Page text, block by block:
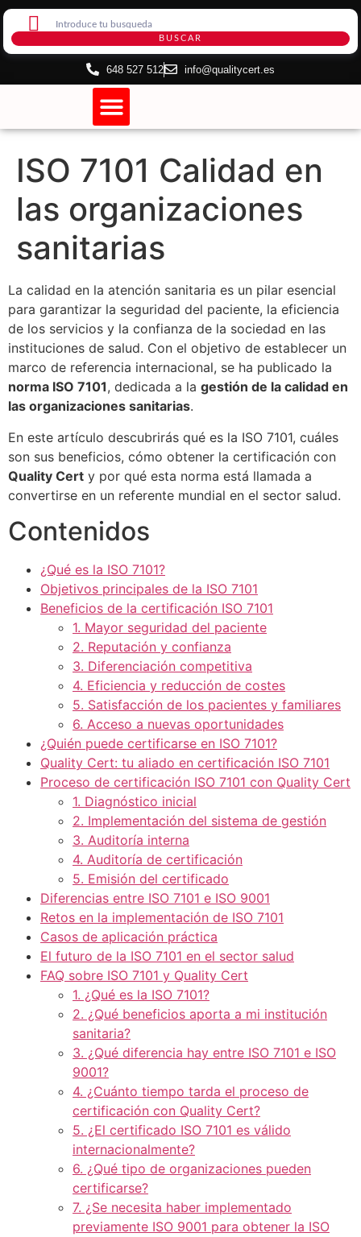
BUSCAR
648 527 512 info@qualitycert.es
ISO 7101 Calidad en
las organizaciones
sanitarias
La calidad en la atención sanitaria es un pilar esencial
para garantizar la seguridad del paciente, la eficiencia
de los servicios y la confianza de la sociedad en las
instituciones de salud. Con el objetivo de establecer un
marco de referencia internacional, se ha publicado la
norma ISO 7101, dedicada a la gestión de la calidad en
las organizaciones sanitarias.
En este artículo descubrirás qué es la ISO 7101, cuáles
son sus beneficios, cómo obtener la certificación con
Quality Cert y por qué esta norma está llamada a
convertirse en un referente mundial en el sector salud.
Contenidos
¿Qué es la ISO 7101?
Objetivos principales de la ISO 7101
Beneficios de la certificación ISO 7101
1. Mayor seguridad del paciente
2. Reputación y confianza
3. Diferenciación competitiva
4. Eficiencia y reducción de costes
5. Satisfacción de los pacientes y familiares
6. Acceso a nuevas oportunidades
¿Quién puede certificarse en ISO 7101?
Quality Cert: tu aliado en certificación ISO 7101
Proceso de certificación ISO 7101 con Quality Cert
1. Diagnóstico inicial
2. Implementación del sistema de gestión
3. Auditoría interna
4. Auditoría de certificación
5. Emisión del certificado
Diferencias entre ISO 7101 e ISO 9001
Retos en la implementación de ISO 7101
Casos de aplicación práctica
El futuro de la ISO 7101 en el sector salud
FAQ sobre ISO 7101 y Quality Cert
1. ¿Qué es la ISO 7101?
2. ¿Qué beneficios aporta a mi institución
sanitaria?
3. ¿Qué diferencia hay entre ISO 7101 e ISO
9001?
4. ¿Cuánto tiempo tarda el proceso de
certificación con Quality Cert?
5. ¿El certificado ISO 7101 es válido
internacionalmente?
6. ¿Qué tipo de organizaciones pueden
certificarse?
7. ¿Se necesita haber implementado
previamente ISO 9001 para obtener la ISO